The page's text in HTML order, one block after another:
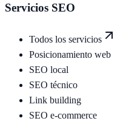
Servicios SEO
Todos los servicios
Posicionamiento web
SEO local
SEO técnico
Link building
SEO e-commerce